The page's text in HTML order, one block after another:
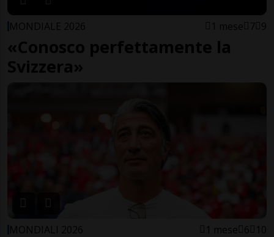
MONDIALE 2026 1 mese 7 9
«Conosco perfettamente la
Svizzera»
MONDIALI 2026 1 mese 6 10